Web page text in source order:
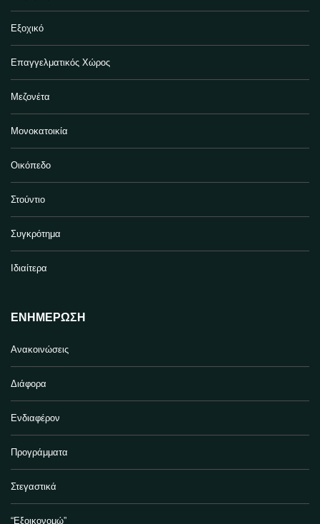
Εξοχικό
Επαγγελματικός Χώρος
Μεζονέτα
Μονοκατοικία
Οικόπεδο
Στούντιο
Συγκρότημα
Ιδιαίτερα
ΕΝΗΜΈΡΩΣΗ
Ανακοινώσεις
Διάφορα
Ενδιαφέρον
Προγράμματα
Στεγαστικά
“Εξοικονομώ”